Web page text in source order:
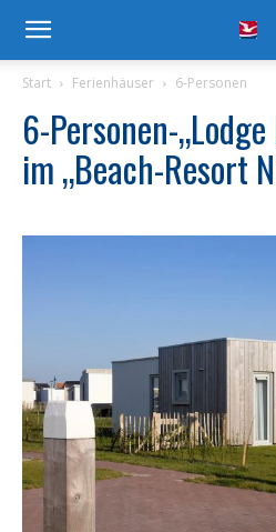
Start Ferienhäuser 6-Personen
6-Personen-
im „Beach-Resort